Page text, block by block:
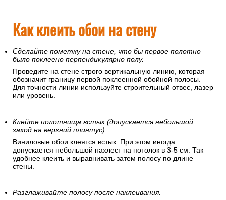
Как клеить обои на стену
Сделайте пометку на стене, что бы первое полотно
было поклеено перпендикулярно полу.
Проведите на стене строго вертикальную линию, которая
обозначит границу первой поклеенной обойной полосы.
Для точности линии используйте строительный отвес, лазер
или уровень.
Клейте полотнища встык.(допускается небольшой
заход на верхний плинтус).
Виниловые обои клеятся встык. При этом иногда
допускается небольшой нахлест на потолок в 3-5 см. Так
удобнее клеить и выравнивать затем полосу по длине
стены.
Разглаживайте полосу после наклеивания.